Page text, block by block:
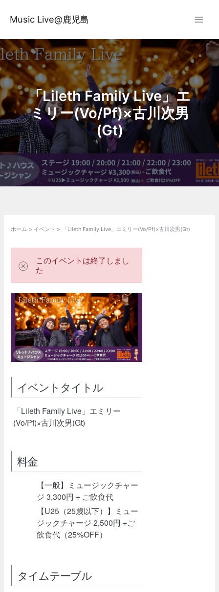
ス
キ
ッ
プ
Music Live@鹿児島
「Lileth Family Live」エ
ミリー(Vo/Pf)×古川次男
(Gt)
ホーム イベント 「Lileth Family Live」エミリー(Vo/Pf)×古川次男(Gt)
このイベントは終了しまし
た
イベントタイトル
「Lileth Family Live」エミリー
(Vo/Pf)×古川次男(Gt)
料金
【一般】ミュージックチャー
ジ 3,300円 + ご飲食代
【U25（25歳以下）】ミュー
ジックチャージ 2,500円 +ご
飲食代（25%OFF）
タイムテーブル